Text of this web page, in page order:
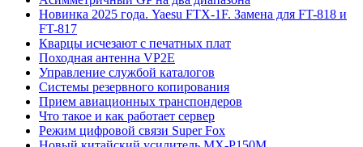
Новинка 2025 года. Yaesu FTX-1F. Замена для FT-818 и
FT-817
Кварцы исчезают с печатных плат
Походная антенна VP2E
Управление службой каталогов
Системы резервного копирования
Прием авиационных транспондеров
Что такое и как работает сервер
Режим цифровой связи Super Fox